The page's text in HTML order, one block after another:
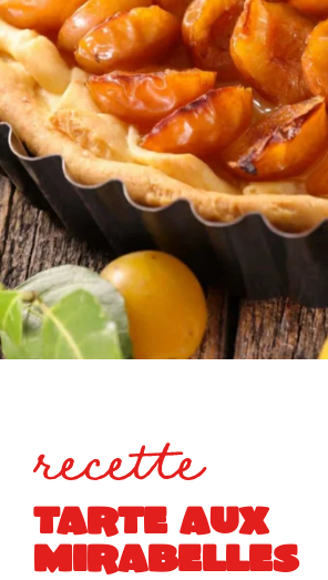
recette
TARTE AUX
MIRABELLES